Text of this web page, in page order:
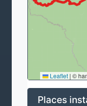
Leaflet | ©
Places